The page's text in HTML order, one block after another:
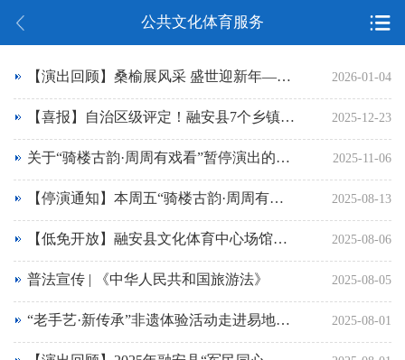
公共文化体育服务
2026-01-04
【演出回顾】桑榆展风采 盛世迎新年——2026年老年大学元旦文艺汇演圆满成功
2025-12-23
【喜报】自治区级评定！融安县7个乡镇综合文化站上榜！
2025-11-06
关于“骑楼古韵·周周有戏看”暂停演出的通知
2025-08-13
【停演通知】本周五“骑楼古韵·周周有戏看”暂停演出
2025-08-06
【低免开放】融安县文化体育中心场馆免费开放公告
2025-08-05
普法宣传 | 《中华人民共和国旅游法》
2025-08-01
“老手艺·新传承”非遗体验活动走进易地搬迁小区——融康社区